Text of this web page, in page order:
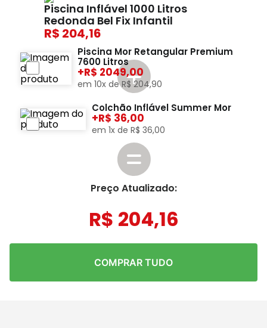
Piscina Inflável 1000 Litros
Redonda Bel Fix Infantil
204,16
Piscina Mor Retangular Premium
7600 Litros
+ 2049,00
em 10x deR$ 204,90
Colchão Inflável Summer Mor
+ 36,00
em 1x de R$ 36,00
Preço Atualizado:
R$ 204,16
COMPRAR TUDO